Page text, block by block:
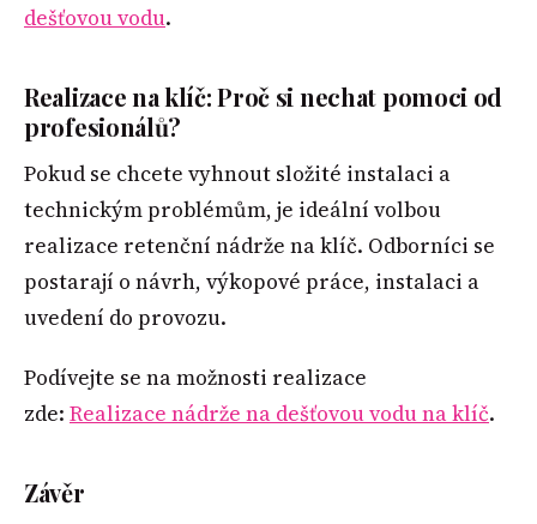
dešťovou vodu.
Realizace na klíč: Proč si nechat pomoci od
profesionálů?
Pokud se chcete vyhnout složité instalaci a
technickým problémům, je ideální volbou
realizace retenční nádrže na klíč. Odborníci se
postarají o návrh, výkopové práce, instalaci a
uvedení do provozu.
Podívejte se na možnosti realizace
zde: Realizace nádrže na dešťovou vodu na klíč.
Závěr